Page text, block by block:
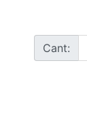
Cant: